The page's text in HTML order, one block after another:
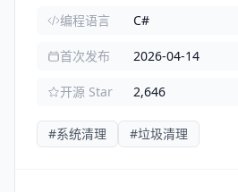
编程语言 C#
首次发布 2026-04-14
开源 Star 2,646
#系统清理 #垃圾清理